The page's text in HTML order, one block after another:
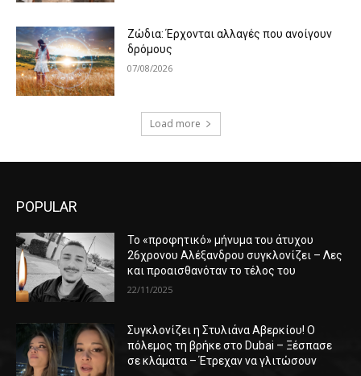
Ζώδια: Έρχονται αλλαγές που ανοίγουν
δρόμους
07/08/2026
Load more
POPULAR
Το «προφητικό» μήνυμα του άτυχου
26χρονου Αλέξανδρου συγκλονίζει – Λες
και προαισθανόταν το τέλος του
22/11/2025
Συγκλονίζει η Στυλιάνα Αβερκίου! Ο
πόλεμος τη βρήκε στο Dubai – Ξέσπασε
σε κλάματα – Έτρεχαν να γλιτώσουν